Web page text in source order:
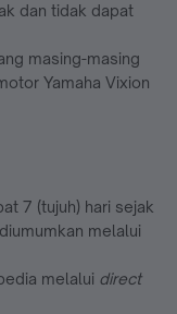
dan tidak dapat
masing-masing
Yamaha Vixion
7 (tujuh) hari sejak
melalui
melalui direct